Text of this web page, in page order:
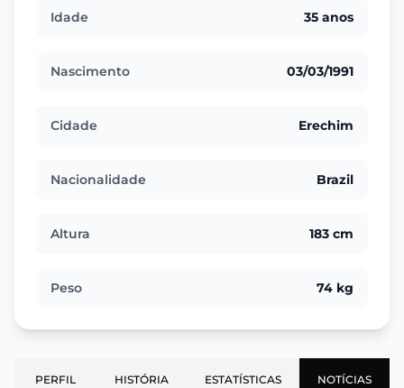
Idade 35 anos
Nascimento 03/03/1991
Cidade Erechim
Nacionalidade Brazil
Altura 183 cm
Peso 74 kg
PERFIL HISTÓRIA ESTATÍSTICAS NOTÍCIAS